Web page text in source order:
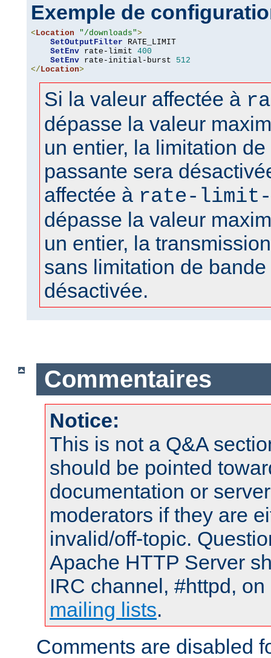
Exemple de
<Location "/downloads">
SetOutputFilter RATE_LIMIT
SetEnv rate-limit 400
SetEnv rate-initial-burst 512
</Location>
Si la valeur affectée à
dépasse la valeur
un entier, la limitation
passante sera
affectée à rate-
dépasse la valeur
un entier, la
sans limitation de
désactivée.
Commentaires
Notice:
This is not a Q&A
should be pointed
documentation or
moderators if they are
invalid/off-topic.
Apache HTTP Server
IRC channel, #httpd,
mailing lists.
Comments are disabled